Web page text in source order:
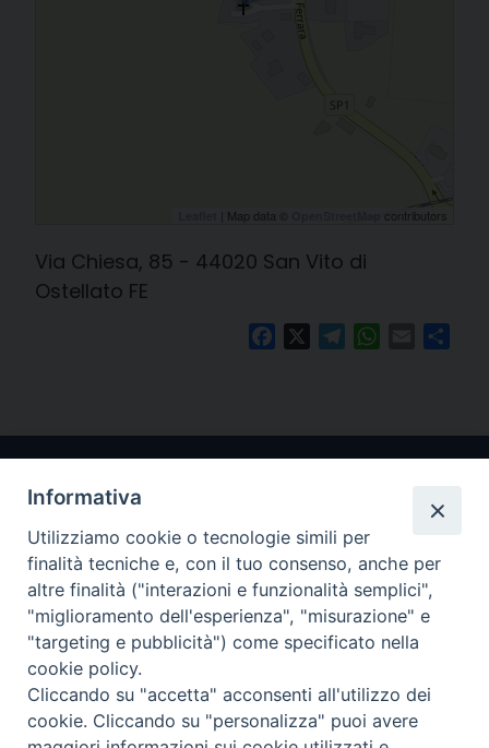
| Map data © contributors
Via Chiesa, 85 - 44020 San Vito di
Ostellato FE
FacebookTelegram
WhatsApp
Email
Arcidiocesi di Ravenna-Cervia
CONTATTI
Piazza Arcivescovado, 1 48121- Ravenna
tel 0544.541655
Informativa
Utilizziamo cookie o tecnologie simili per
finalità tecniche e, con il tuo consenso, anche per
altre finalità ("interazioni e funzionalità semplici",
"miglioramento dell'esperienza", "misurazione" e
"targeting e pubblicità") come specificato nella
cookie policy.
Cliccando su "accetta" acconsenti all'utilizzo dei
cookie. Cliccando su "personalizza" puoi avere